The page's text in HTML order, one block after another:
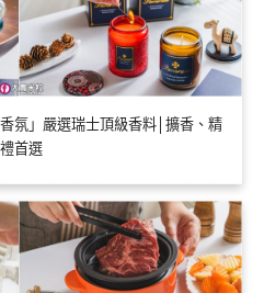
氛」嚴選瑞士頂級香料│擴香、精
首選